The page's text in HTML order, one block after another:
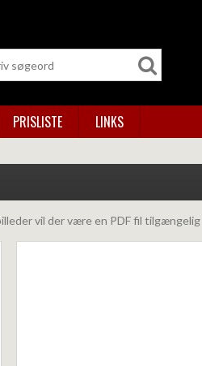
PRISLISTE LINKS
vil der være en PDF fil